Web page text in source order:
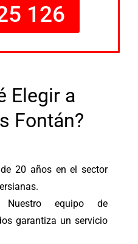
126
Elegir a
Fontán?
20 años en el sector
equipo de
garantiza un servicio